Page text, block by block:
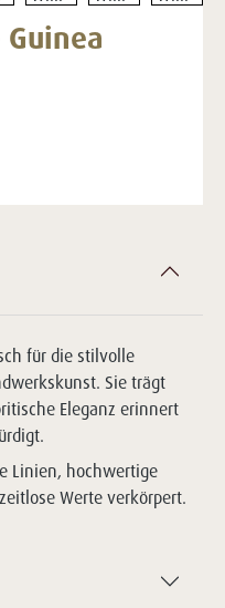
für die stilvolle
Sie trägt
Eleganz erinnert
Linien, hochwertige
Werte verkörpert.